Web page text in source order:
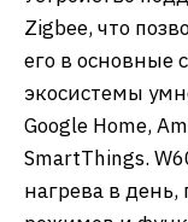
Zigbee, что
его в основные
экосистемы
Google Home,
SmartThings.
нагрева в